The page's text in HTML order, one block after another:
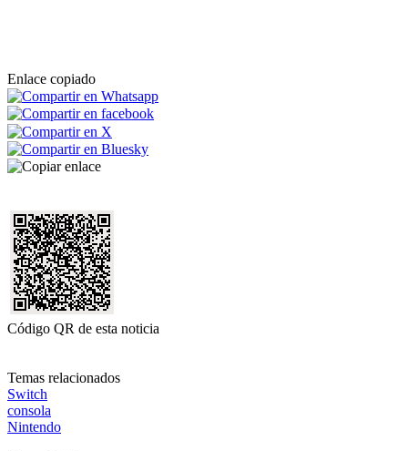
Enlace copiado
Código QR de esta noticia
Temas relacionados
Switch
consola
Nintendo